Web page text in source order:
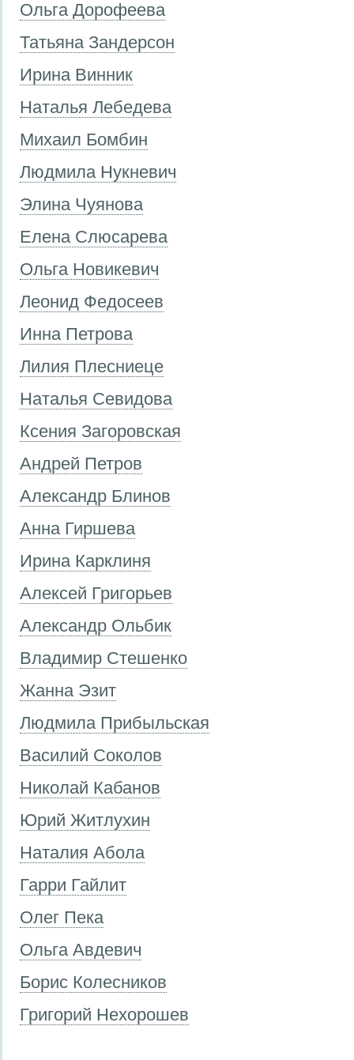
Ольга Дорофеева
Татьяна Зандерсон
Ирина Винник
Наталья Лебедева
Михаил Бомбин
Людмила Нукневич
Элина Чуянова
Елена Слюсарева
Ольга Новикевич
Леонид Федосеев
Инна Петрова
Лилия Плесниеце
Наталья Севидова
Ксения Загоровская
Андрей Петров
Александр Блинов
Анна Гиршева
Ирина Карклиня
Алексей Григорьев
Александр Ольбик
Владимир Стешенко
Жанна Эзит
Людмила Прибыльская
Василий Соколов
Николай Кабанов
Юрий Житлухин
Наталия Абола
Гарри Гайлит
Олег Пека
Ольга Авдевич
Борис Колесников
Григорий Нехорошев